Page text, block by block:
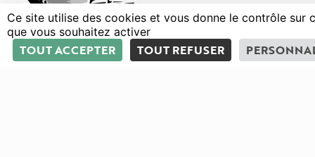
Courses Parcours Programme Infos
Ce site utilise des cookies et vous donne le contrôle sur
que vous souhaitez activer
TOUT ACCEPTER TOUT REFUSER